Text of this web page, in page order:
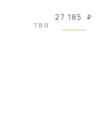
27 185 ₽